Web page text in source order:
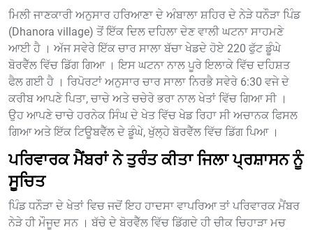
ਮਿਲੀ ਜਾਣਕਾਰੀ ਅਨੁਸਾਰ ਹਰਿਆਣਾ ਦੇ ਅੰਬਾਲਾ ਸ਼ਹਿਰ ਦੇ ਨੇੜੇ ਧਨੌੜਾ ਪਿੰਡ
(Dhanora village) ਤੋਂ ਇੱਕ ਦਿਲ ਦਹਿਲਾ ਦੇਣ ਵਾਲੀ ਘਟਨਾ ਸਾਹਮਣੇ
ਆਈ ਹੈ । ਅੱਜ ਸਵੇਰੇ ਇੱਕ ਚਾਰ ਸਾਲਾ ਬੱਚਾ ਖੇਡਦੇ ਹੋਏ 220 ਫੁੱਟ ਡੂੰਘੇ
ਬੋਰਵੈੱਲ ਵਿੱਚ ਡਿੱਗ ਗਿਆ । ਇਸ ਘਟਨਾ ਨਾਲ ਪੂਰੇ ਇਲਾਕੇ ਵਿੱਚ ਦਹਿਸ਼ਤ
ਫੈਲ ਗਈ ਹੈ । ਰਿਪੋਰਟਾਂ ਅਨੁਸਾਰ ਚਾਰ ਸਾਲਾ ਨਿਰਭੈ ਸਵੇਰੇ 6:30 ਵਜੇ ਦੇ
ਕਰੀਬ ਆਪਣੇ ਪਿਤਾ, ਚਾਚੇ ਅਤੇ ਚਚੇਰੇ ਭਰਾ ਨਾਲ ਖੇਤਾਂ ਵਿੱਚ ਗਿਆ ਸੀ ।
ਉਹ ਆਪਣੇ ਚਾਚੇ ਹਰਨੇਕ ਸਿੰਘ ਦੇ ਖੇਤ ਵਿੱਚ ਖੇਡ ਰਿਹਾ ਸੀ ਅਚਾਨਕ ਫਿਸਲ
ਗਿਆ ਅਤੇ ਇੱਕ ਟਿਊਬਵੈੱਲ ਦੇ ਡੂੰਘੇ, ਖੁੱਲ੍ਹੇ ਬੋਰਵੈੱਲ ਵਿੱਚ ਡਿੱਗ ਪਿਆ ।
ਪਰਿਵਾਰਕ ਮੈਂਬਰਾਂ ਨੇ ਤੁਰੰਤ ਕੀਤਾ ਜਿਲਾ ਪ੍ਰਸ਼ਾਸਨ ਨੂੰ
ਸੂਚਿਤ
ਪਿੰਡ ਧਨੌੜਾ ਦੇ ਖੇਤਾਂ ਵਿਚ ਜਦੋਂ ਇਹ ਹਾਦਸਾ ਵਾਪਰਿਆ ਤਾਂ ਪਰਿਵਾਰਕ ਮੈਂਬਰ
ਨੇੜੇ ਹੀ ਮੌਜੂਦ ਸਨ । ਬੱਚੇ ਦੇ ਬੋਰਵੈੱਲ ਵਿੱਚ ਡਿੱਗਦੇ ਹੀ ਚੀਕ ਚਿਹਾੜਾ ਮਚ